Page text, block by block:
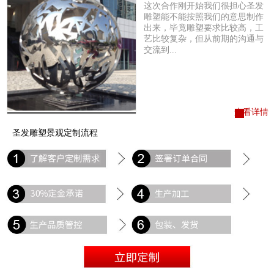
查看详情
这次合作刚开始我们很担心圣发
雕塑能不能按照我们的意思制作
出来，毕竟雕塑要求比较高，工
艺比较复杂，但从前期的沟通与
交流到...
圣发雕塑景观定制流程